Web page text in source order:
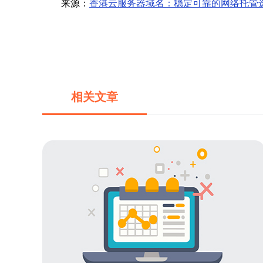
来源： 香港云服务器域名：稳定可靠的网络托管
相关文章